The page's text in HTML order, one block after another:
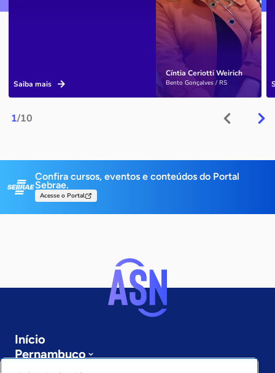
1/10
Cíntia Ceriotti Weirich
Bento Gonçalves / RS
Saiba mais
Confira cursos, eventos e conteúdos do Portal
Sebrae.
Acesse o Portal
Início
Pernambuco
Sobre a ASN